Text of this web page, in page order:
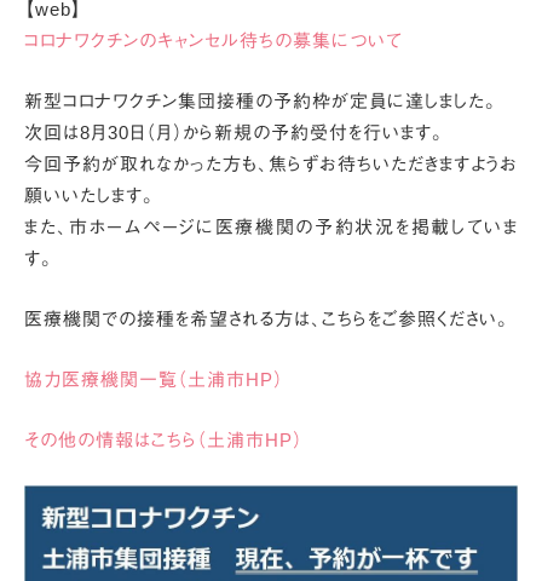
【web】
コロナワクチンのキャンセル待ちの募集について
新型コロナワクチン集団接種の予約枠が定員に達しました。
次回は8月30日（月）から新規の予約受付を行います。
今回予約が取れなかった方も、焦らずお待ちいただきますようお
願いいたします。
また、市ホームページに医療機関の予約状況を掲載していま
す。
医療機関での接種を希望される方は、こちらをご参照ください。
協力医療機関一覧（土浦市HP）
その他の情報はこちら（土浦市HP）